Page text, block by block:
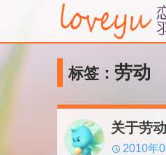
标签： 劳动
关于劳动
2010年